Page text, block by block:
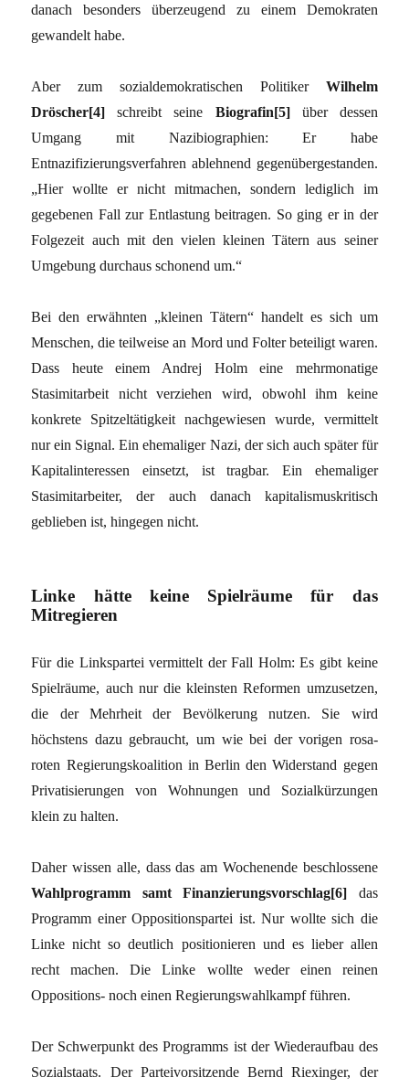
danach besonders überzeugend zu einem Demokraten
gewandelt habe.
Aber zum sozialdemokratischen Politiker Wilhelm
Dröscher[4] schreibt seine Biografin[5]über dessen
Umgang mit Nazibiographien: Er habe
Entnazifizierungsverfahren ablehnend gegenübergestanden.
„Hier wollte er nicht mitmachen, sondern lediglich im
gegebenen Fall zur Entlastung beitragen. So ging er in der
Folgezeit auch mit den vielen kleinen Tätern aus seiner
Umgebung durchaus schonend um.“
Bei den erwähnten „kleinen Tätern“ handelt es sich um
Menschen, die teilweise an Mord und Folter beteiligt waren.
Dass heute einem Andrej Holm eine mehrmonatige
Stasimitarbeit nicht verziehen wird, obwohl ihm keine
konkrete Spitzeltätigkeit nachgewiesen wurde, vermittelt
nur ein Signal. Ein ehemaliger Nazi, der sich auch später für
Kapitalinteressen einsetzt, ist tragbar. Ein ehemaliger
Stasimitarbeiter, der auch danach kapitalismuskritisch
geblieben ist, hingegen nicht.
Linke hätte keine Spielräume für das
Mitregieren
Für die Linkspartei vermittelt der Fall Holm: Es gibt keine
Spielräume, auch nur die kleinsten Reformen umzusetzen,
die der Mehrheit der Bevölkerung nutzen. Sie wird
höchstens dazu gebraucht, um wie bei der vorigen rosa-
roten Regierungskoalition in Berlin den Widerstand gegen
Privatisierungen von Wohnungen und Sozialkürzungen
klein zu halten.
Daher wissen alle, dass das am Wochenende beschlossene
Wahlprogramm samt Finanzierungsvorschlag[6] das
Programm einer Oppositionspartei ist. Nur wollte sich die
Linke nicht so deutlich positionieren und es lieber allen
recht machen. Die Linke wollte weder einen reinen
Oppositions- noch einen Regierungswahlkampf führen.
Der Schwerpunkt des Programms ist der Wiederaufbau des
Sozialstaats. Der Parteivorsitzende Bernd Riexinger, der